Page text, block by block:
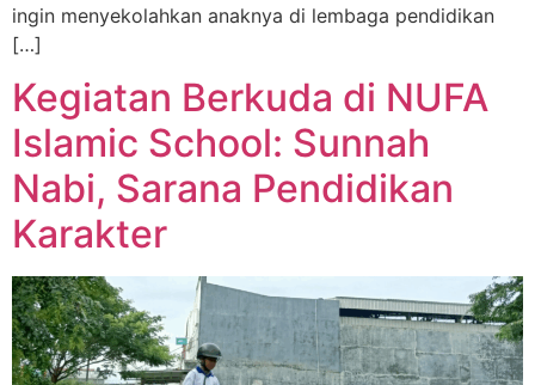
ingin menyekolahkan anaknya di lembaga pendidikan
[…]
Kegiatan Berkuda di NUFA
Islamic School: Sunnah
Nabi, Sarana Pendidikan
Karakter